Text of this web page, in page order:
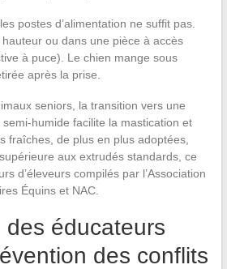
postes d’alimentation ne suffit pas.
ou dans une pièce à accès
à puce). Le chien mange sous
après la prise.
seniors, la transition vers une
humide facilite la mastication et
fraîches, de plus en plus adoptées,
aux extrudés standards, ce
d’éleveurs compilés par l’Association
Équins et NAC.
des éducateurs
des conflits